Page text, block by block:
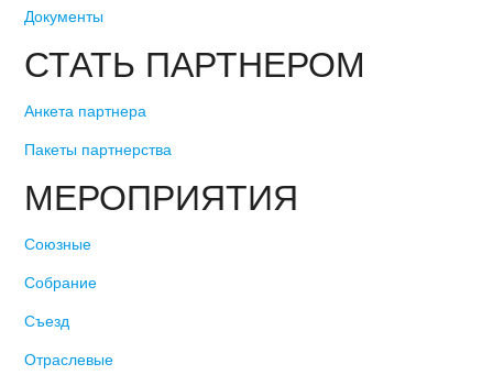
Документы
СТАТЬ ПАРТНЕРОМ
Анкета партнера
Пакеты партнерства
МЕРОПРИЯТИЯ
Союзные
Собрание
Съезд
Отраслевые